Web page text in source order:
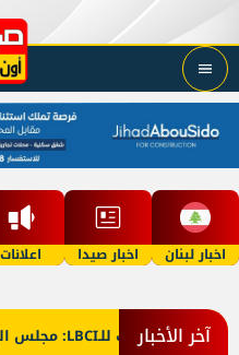
اخبار لبنان اخبار صيدا اعلانات
آخر الأخبار
معلومات للـLBCI: مجلس الوزراء يقر 6 رواتب إضافية لموظفي القطاع العام وصرف الفروقات بأثر رجعي منذ آذار